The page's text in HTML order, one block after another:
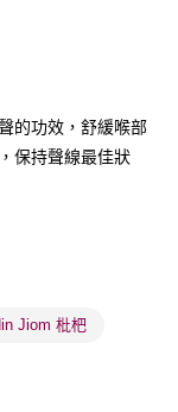
的功效，舒緩喉部
保持聲線最佳狀
Jiom 枇杷